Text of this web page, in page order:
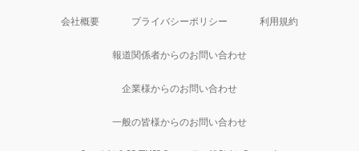
会社概要 プライバシーポリシー 利用規約
報道関係者からのお問い合わせ
企業様からのお問い合わせ
一般の皆様からのお問い合わせ